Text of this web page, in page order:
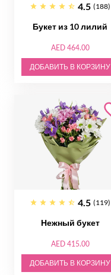
4.5 (188)
Букет из 10 лилий
AED 464.00
ДОБАВИТЬ В КОРЗИНУ
4.5 (119)
Нежный букет
AED 415.00
ДОБАВИТЬ В КОРЗИНУ